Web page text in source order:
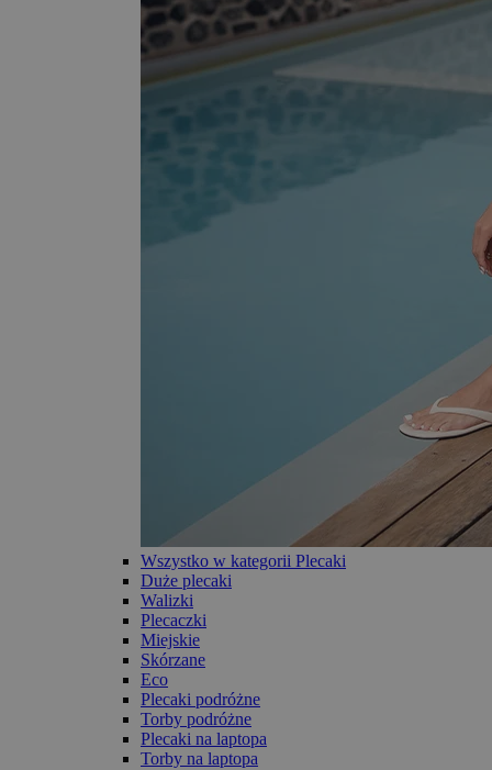
Wszystko w kategorii Plecaki
Duże plecaki
Walizki
Plecaczki
Miejskie
Skórzane
Eco
Plecaki podróżne
Torby podróżne
Plecaki na laptopa
Torby na laptopa